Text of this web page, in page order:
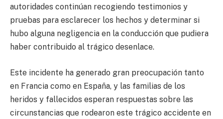
autoridades continúan recogiendo testimonios y
pruebas para esclarecer los hechos y determinar si
hubo alguna negligencia en la conducción que pudiera
haber contribuido al trágico desenlace.
Este incidente ha generado gran preocupación tanto
en Francia como en España, y las familias de los
heridos y fallecidos esperan respuestas sobre las
circunstancias que rodearon este trágico accidente en